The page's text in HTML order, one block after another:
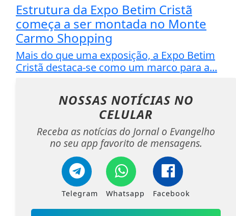
Estrutura da Expo Betim Cristã
começa a ser montada no Monte
Carmo Shopping
Mais do que uma exposição, a Expo Betim
Cristã destaca-se como um marco para a...
NOSSAS NOTÍCIAS NO
CELULAR
Receba as notícias do Jornal o Evangelho
no seu app favorito de mensagens.
Telegram Whatsapp Facebook